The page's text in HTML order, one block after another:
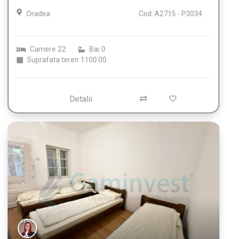
Oradea Cod: A2715 - P3034
Camere 22 Bai 0
Suprafata teren 1100.00
Detalii